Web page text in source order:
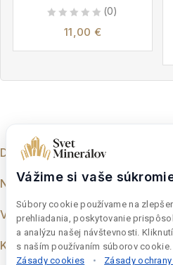
(0)
11,00 €
Dokumenty
Nakupovanie
Výber z e-shopu
Kontakt
Vážime si vaše
Súbory cookie používame na
prehliadania, poskytovanie
a analýzu našej návštevnosti.
s naším používaním súborov cookie.
Zásady cookies
• Zásady